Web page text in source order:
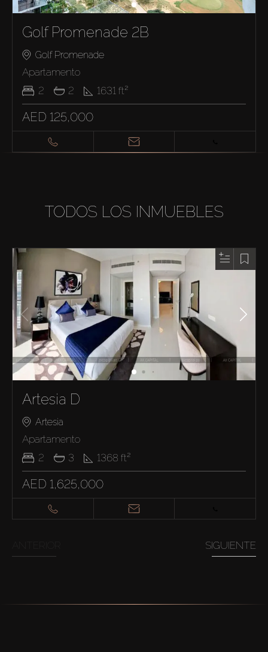
Golf Promenade 2B
Golf Promenade
Apartamento
2
2 1631 ft²
AED 125,000
TODOS LOS INMUEBLES
Artesia D
Artesia
Apartamento
2
3 1368 ft²
AED 1,625,000
SIGUIENTE